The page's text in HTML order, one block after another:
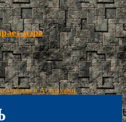
мэра
в Астрахани